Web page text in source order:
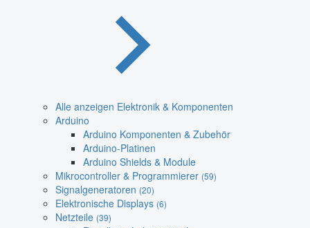
Alle anzeigen Elektronik & Komponenten
Arduino
Arduino Komponenten & Zubehör
Arduino-Platinen
Arduino Shields & Module
Mikrocontroller & Programmierer (59)
Signalgeneratoren (20)
Elektronische Displays (6)
Netzteile (39)